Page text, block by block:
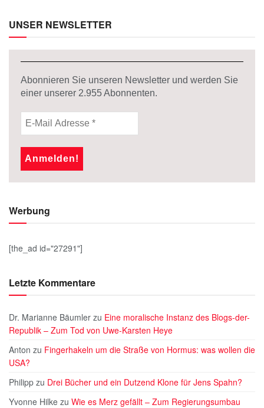
UNSER NEWSLETTER
Abonnieren Sie unseren Newsletter und werden Sie
einer unserer 2.955Abonnenten.
Werbung
[the_ad id="27291"]
Letzte Kommentare
Dr. Marianne Bäumler zu Eine moralische Instanz des Blogs-der-
Republik – Zum Tod von Uwe-Karsten Heye
Anton zu Fingerhakeln um die Straße von Hormus: was wollen die
USA?
Philipp zu Drei Bücher und ein Dutzend Klone für Jens Spahn?
Yvonne Hilke zu Wie es Merz gefällt – Zum Regierungsumbau